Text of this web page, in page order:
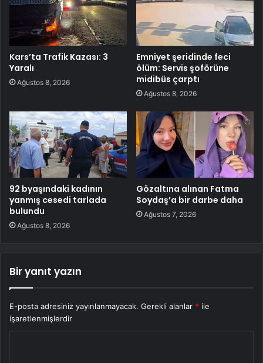
Kars’ta Trafik Kazası: 3
Yaralı
Ağustos 8, 2026
Emniyet şeridinde feci
ölüm: Servis şoförüne
midibüs çarptı
Ağustos 8, 2026
92 byaşındaki kadının
yanmış cesedi tarlada
bulundu
Ağustos 8, 2026
Gözaltına alınan Fatma
Soydaş’a bir darbe daha
Ağustos 7, 2026
Bir yanıt yazın
E-posta adresiniz yayınlanmayacak. Gerekli alanlar * ile
işaretlenmişlerdir